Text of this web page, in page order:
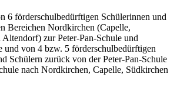
6 förderschulbedürftigen Schülerinnen und
Bereichen Nordkirchen (Capelle,
zur Peter-Pan-Schule und
und von 4 bzw. 5 förderschulbedürftigen
Schülern zurück von der Peter-Pan-Schule
nach Nordkirchen, Capelle, Südkirchen